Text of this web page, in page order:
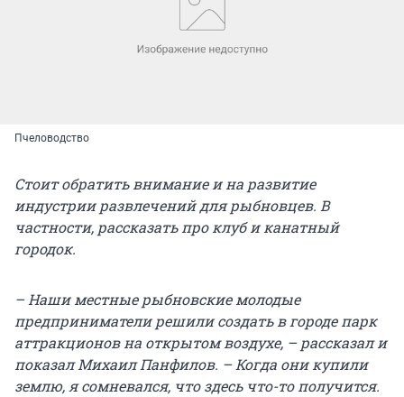
Пчеловодство
Стоит обратить внимание и на развитие
индустрии развлечений для рыбновцев. В
частности, рассказать про клуб и канатный
городок.
– Наши местные рыбновские молодые
предприниматели решили создать в городе парк
аттракционов на открытом воздухе, – рассказал и
показал Михаил Панфилов. – Когда они купили
землю, я сомневался, что здесь что-то получится.